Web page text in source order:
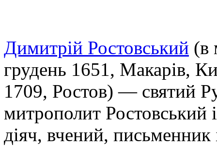
Димитрій Ростовський (в
грудень 1651, Макарів,
1709, Ростов) — святий
митрополит Ростовський
діяч, вчений, письменник